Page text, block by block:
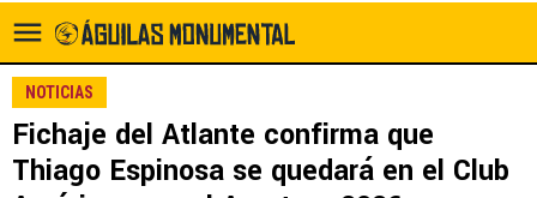
NOTICIAS
Fichaje del Atlante confirma que
Thiago Espinosa se quedará en el Club